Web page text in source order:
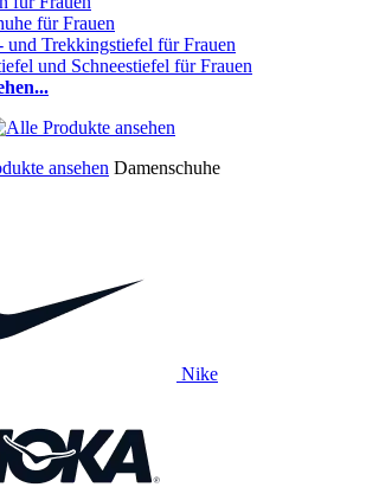
für Frauen
und Trekkingstiefel für Frauen
und Schneestiefel für Frauen
ansehen Damenschuhe
Nike